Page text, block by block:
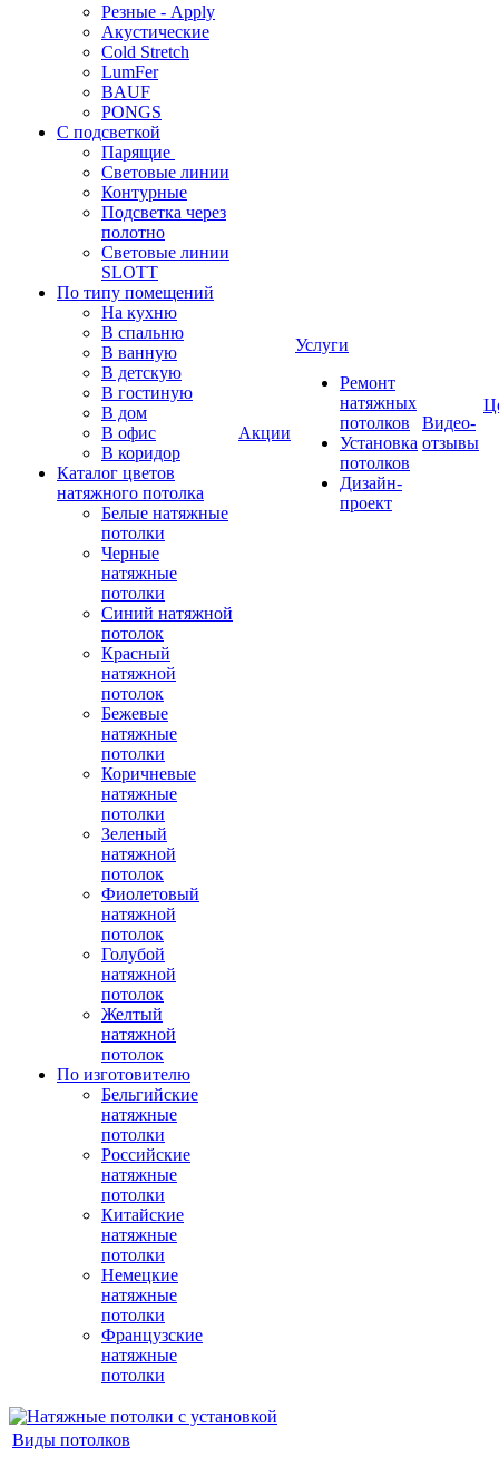
Резные - Apply
Акустические
Cold Stretch
LumFer
BAUF
PONGS
С подсветкой
Парящие
Световые линии
Контурные
Подсветка через
полотно
Световые линии
SLOTT
По типу помещений
На кухню
В спальню
В ванную
В детскую
В гостиную
В дом
В офис
В коридор
Каталог цветов
натяжного потолка
Белые натяжные
потолки
Черные
натяжные
потолки
Синий натяжной
потолок
Красный
натяжной
потолок
Бежевые
натяжные
потолки
Коричневые
натяжные
потолки
Зеленый
натяжной
потолок
Фиолетовый
натяжной
потолок
Голубой
натяжной
потолок
Желтый
натяжной
потолок
По изготовителю
Бельгийские
натяжные
потолки
Российские
натяжные
потолки
Китайские
натяжные
потолки
Немецкие
натяжные
потолки
Французские
натяжные
потолки
Акции
Услуги
Ремонт
натяжных
потолков
Установка
потолков
Дизайн-
проект
Видео-
отзывы
Виды потолков